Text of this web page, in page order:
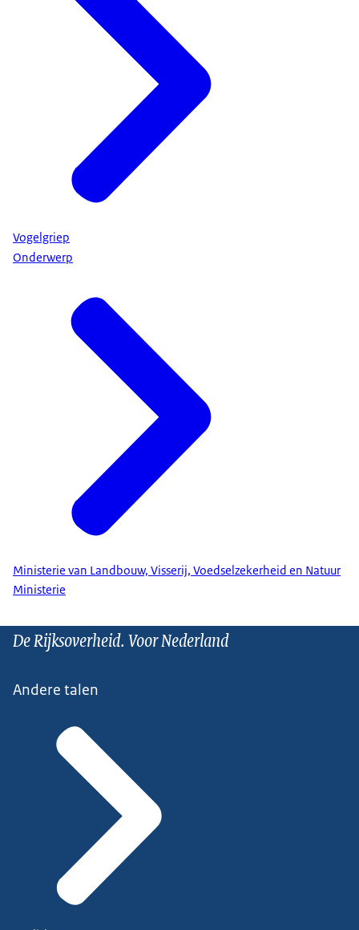
Vogelgriep
Onderwerp
Ministerie van Landbouw, Visserij, Voedselzekerheid en Natuur
Ministerie
De Rijksoverheid. Voor Nederland
Andere talen